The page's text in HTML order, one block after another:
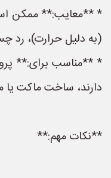
* **معایب:** ممکن
(به دلیل حرارت)،
* **مناسب برای:**
دارند، ساخت ماکت یا
**نکات مهم:**